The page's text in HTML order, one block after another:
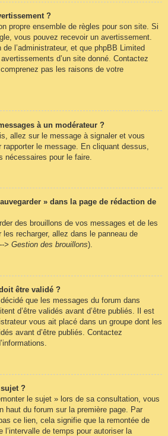
?
propre ensemble de règles pour son site. Si
vous pouvez recevoir un avertissement.
de l’administrateur, et que phpBB Limited
d’un site donné. Contactez
pas les raisons de votre
à un modérateur ?
allez sur le message à signaler et vous
le message. En cliquant dessus,
nécessaires pour le faire.
» dans la page de rédaction de
des brouillons de vos messages et de les
recharger, allez dans le panneau de
> Gestion des brouillons).
être validé ?
que les messages du forum dans
d’être validés avant d’être publiés. Il est
vous ait placé dans un groupe dont les
avant d’être publiés. Contactez
?
le sujet » lors de sa consultation, vous
haut du forum sur la première page. Par
ce lien, cela signifie que la remontée de
de temps pour autoriser la